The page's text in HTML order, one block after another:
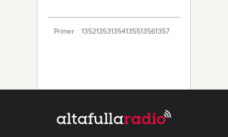
Primer 135213531354135513561357
13661367136813691370 Últim